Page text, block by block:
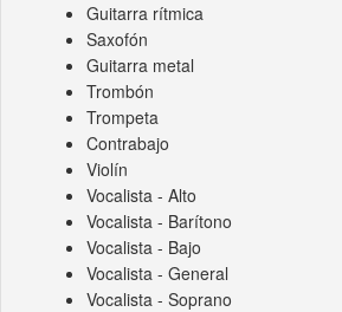
Guitarra rítmica
Saxofón
Guitarra metal
Trombón
Trompeta
Contrabajo
Violín
Vocalista - Alto
Vocalista - Barítono
Vocalista - Bajo
Vocalista - General
Vocalista - Soprano